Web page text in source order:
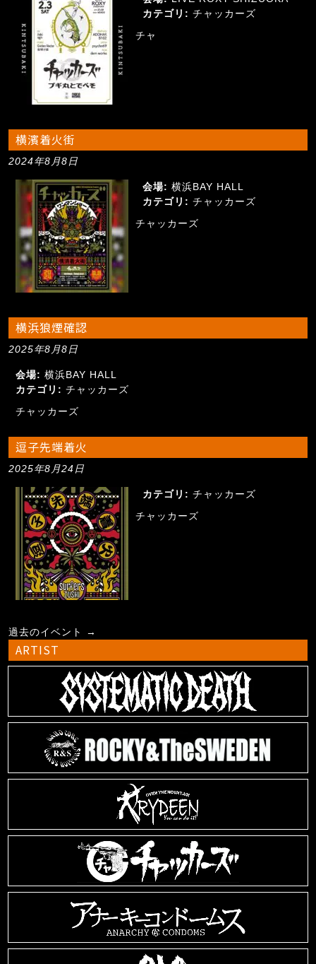
カテゴリ: チャッカーズ
チャ
横濱着火街
2024年8月8日
会場: 横浜BAY HALL
カテゴリ: チャッカーズ
チャッカーズ
横浜狼煙確認
2025年8月8日
会場: 横浜BAY HALL
カテゴリ: チャッカーズ
チャッカーズ
逗子先端着火
2025年8月24日
カテゴリ: チャッカーズ
チャッカーズ
過去のイベント →
ARTIST